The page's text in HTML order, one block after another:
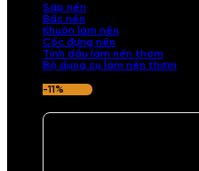
Sáp nến
Bấc nến
Khuôn làm nến
Cốc đựng nến
Tinh dầu làm nến thơm
Bộ dụng cụ làm nến thơm
-11%